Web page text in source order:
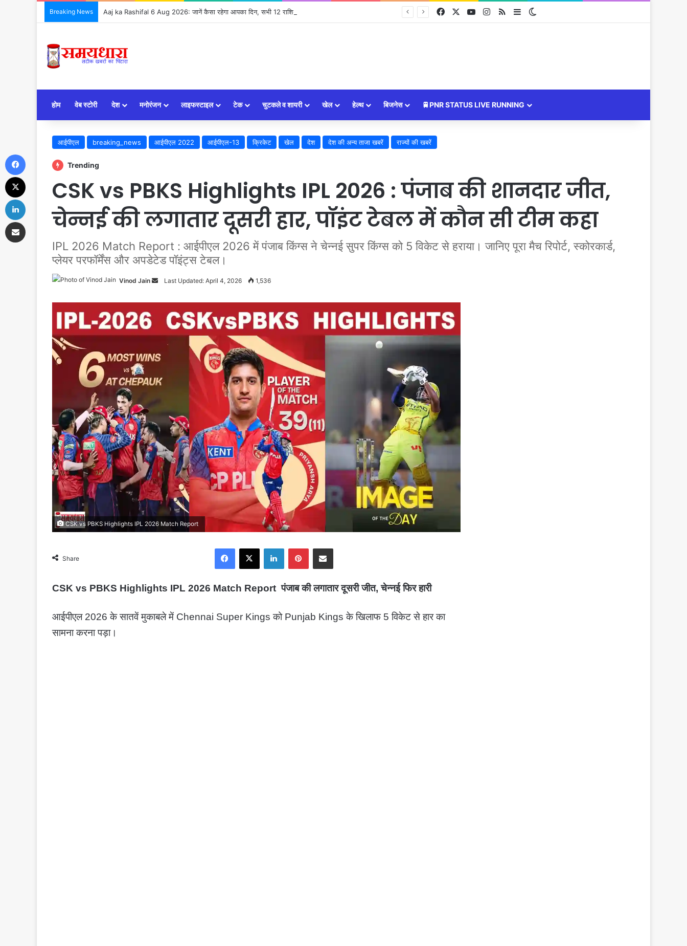
Breaking News Aaj ka Rashifal 6 Aug 2026: जानें कैसा रहेगा आपका दिन, सभी 12 राशियों का राशिफल और शुभ उपाय ⭐ Facebook YouTubeInstagram
RSS Sidebar
होम वेब स्टोरी देश मनोरंजन लाइफस्टाइल टेक चुटकले व शायरी खेल हेल्थ बिजनेस 🚆PNR STATUS LIVE RUNNING
आईपीएल breaking_news आईपीएल 2022 आईपीएल-13 क्रिकेट खेल देश देश की अन्य ताजा खबरें राज्यों की खबरें
Trending
CSK vs PBKS Highlights IPL 2026 : पंजाब की शानदार जीत,
चेन्नई की लगातार दूसरी हार, पॉइंट टेबल में कौन सी टीम कहा
IPL 2026 Match Report : आईपीएल 2026 में पंजाब किंग्स ने चेन्नई सुपर किंग्स को 5 विकेट से हराया। जानिए पूरा मैच रिपोर्ट, स्कोरकार्ड,
प्लेयर परफॉर्मेंस और अपडेटेड पॉइंट्स टेबल।
Vinod Jain
Send
Last Updated: April 4, 2026 1,536
CSK vs PBKS Highlights IPL 2026 Match Report
Share
Facebook X LinkedIn Pinterest Share via Email
CSK vs PBKS Highlights IPL 2026 Match Report पंजाब की लगातार दूसरी जीत, चेन्नई फिर हारी
आईपीएल 2026 के सातवें मुकाबले में Chennai Super Kings को Punjab Kings के खिलाफ 5 विकेट से हार का
सामना करना पड़ा।